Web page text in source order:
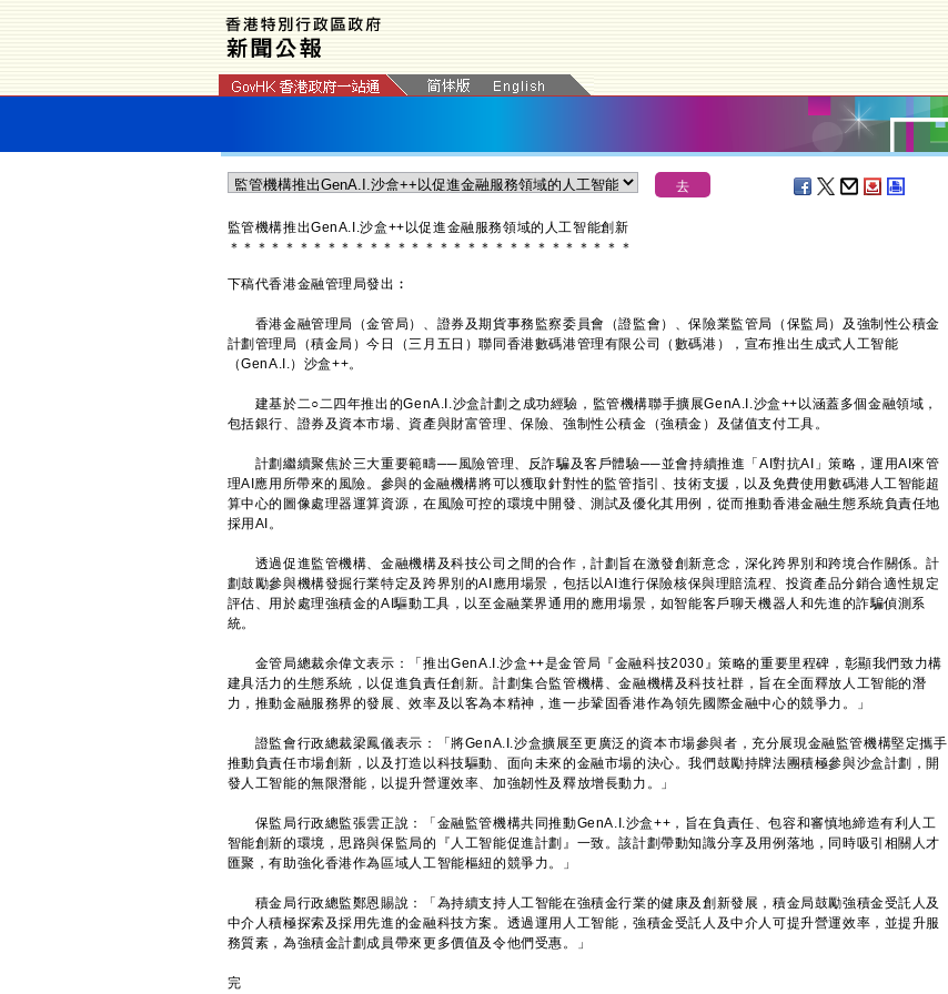
監管機構推出GenA.I.沙盒++以促進金融服務領域的人工智能創新
＊ ＊ ＊ ＊ ＊ ＊ ＊ ＊ ＊ ＊ ＊ ＊ ＊ ＊ ＊ ＊ ＊ ＊ ＊ ＊ ＊ ＊ ＊ ＊ ＊ ＊ ＊ ＊ ＊
下稿代香港金融管理局發出︰
香港金融管理局（金管局）、證券及期貨事務監察委員會（證監會）、保險業監管局（保監局）及強制性公積金
計劃管理局（積金局）今日（三月五日）聯同香港數碼港管理有限公司（數碼港），宣布推出生成式人工智能
（GenA.I.）沙盒++。
建基於二○二四年推出的GenA.I.沙盒計劃之成功經驗，監管機構聯手擴展GenA.I.沙盒++以涵蓋多個金融領域，
包括銀行、證券及資本市場、資產與財富管理、保險、強制性公積金（強積金）及儲值支付工具。
計劃繼續聚焦於三大重要範疇──風險管理、反詐騙及客戶體驗──並會持續推進「AI對抗AI」策略，運用AI來管
理AI應用所帶來的風險。參與的金融機構將可以獲取針對性的監管指引、技術支援，以及免費使用數碼港人工智能超
算中心的圖像處理器運算資源，在風險可控的環境中開發、測試及優化其用例，從而推動香港金融生態系統負責任地
採用AI。
透過促進監管機構、金融機構及科技公司之間的合作，計劃旨在激發創新意念，深化跨界別和跨境合作關係。計
劃鼓勵參與機構發掘行業特定及跨界別的AI應用場景，包括以AI進行保險核保與理賠流程、投資產品分銷合適性規定
評估、用於處理強積金的AI驅動工具，以至金融業界通用的應用場景，如智能客戶聊天機器人和先進的詐騙偵測系
統。
金管局總裁余偉文表示：「推出GenA.I.沙盒++是金管局『金融科技2030』策略的重要里程碑，彰顯我們致力構
建具活力的生態系統，以促進負責任創新。計劃集合監管機構、金融機構及科技社群，旨在全面釋放人工智能的潛
力，推動金融服務界的發展、效率及以客為本精神，進一步鞏固香港作為領先國際金融中心的競爭力。」
證監會行政總裁梁鳳儀表示：「將GenA.I.沙盒擴展至更廣泛的資本市場參與者，充分展現金融監管機構堅定攜手
推動負責任市場創新，以及打造以科技驅動、面向未來的金融市場的決心。我們鼓勵持牌法團積極參與沙盒計劃，開
發人工智能的無限潛能，以提升營運效率、加強韌性及釋放增長動力。」
保監局行政總監張雲正說：「金融監管機構共同推動GenA.I.沙盒++，旨在負責任、包容和審慎地締造有利人工
智能創新的環境，思路與保監局的『人工智能促進計劃』一致。該計劃帶動知識分享及用例落地，同時吸引相關人才
匯聚，有助強化香港作為區域人工智能樞紐的競爭力。」
積金局行政總監鄭恩賜說：「為持續支持人工智能在強積金行業的健康及創新發展，積金局鼓勵強積金受託人及
中介人積極探索及採用先進的金融科技方案。透過運用人工智能，強積金受託人及中介人可提升營運效率，並提升服
務質素，為強積金計劃成員帶來更多價值及令他們受惠。」
完